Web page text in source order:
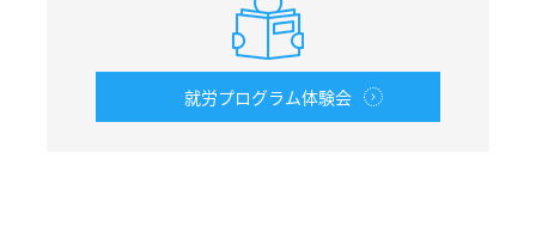
就労プログラム体験会